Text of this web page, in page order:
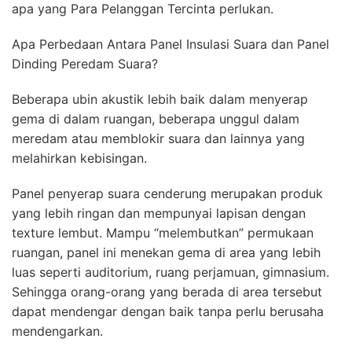
apa yang Para Pelanggan Tercinta perlukan.
Apa Perbedaan Antara Panel Insulasi Suara dan Panel
Dinding Peredam Suara?
Beberapa ubin akustik lebih baik dalam menyerap
gema di dalam ruangan, beberapa unggul dalam
meredam atau memblokir suara dan lainnya yang
melahirkan kebisingan.
Panel penyerap suara cenderung merupakan produk
yang lebih ringan dan mempunyai lapisan dengan
texture lembut. Mampu “melembutkan” permukaan
ruangan, panel ini menekan gema di area yang lebih
luas seperti auditorium, ruang perjamuan, gimnasium.
Sehingga orang-orang yang berada di area tersebut
dapat mendengar dengan baik tanpa perlu berusaha
mendengarkan.